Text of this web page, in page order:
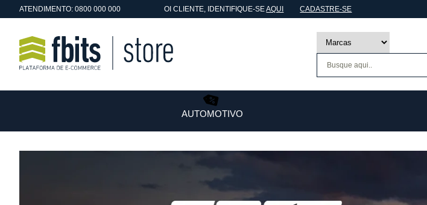
ATENDIMENTO: 0800 000 000 OICLIENTE, IDENTIFIQUE-SEAQUI CADASTRE-SE
AUTOMOTIVO